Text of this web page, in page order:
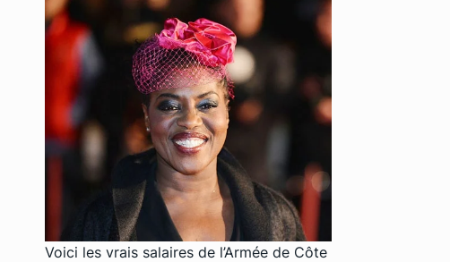
Voici les vrais salaires de l’Armée de Côte